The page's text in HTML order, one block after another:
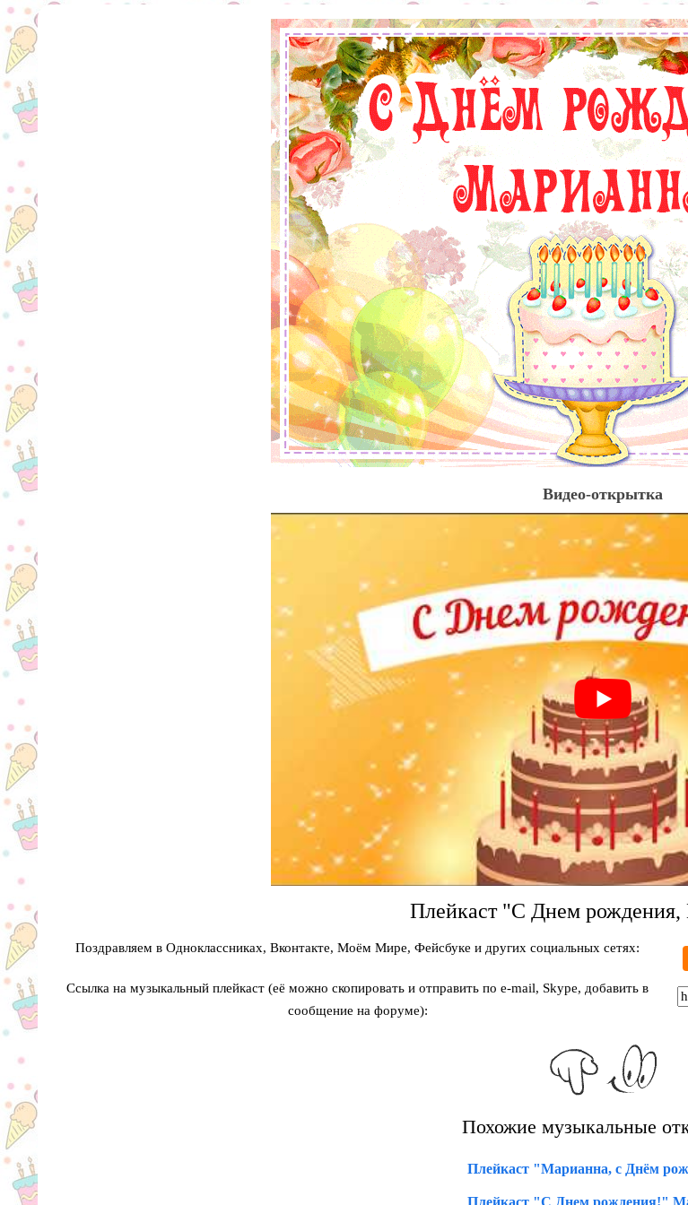
Видео-открытка
Плейкаст "С Днем
Поздравляем в Одноклассниках, Вконтакте, Моём Мире, Фейсбуке и других социальных сетях:
Ссылка на музыкальный плейкаст (её можно скопировать и отправить по e-mail, Skype, добавить в
сообщение на форуме):
Похожие музыкальные
Плейкаст "Марианна, с Днём